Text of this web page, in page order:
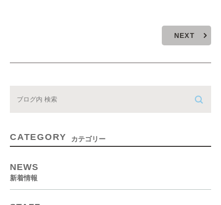
NEXT
CATEGORY カテゴリー
NEWS
新着情報